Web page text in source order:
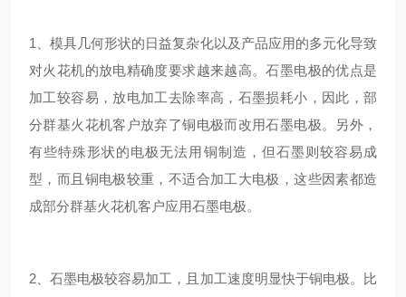
1、模具几何形状的日益复杂化以及产品应用的多元化导致
对火花机的放电精确度要求越来越高。石墨电极的优点是
加工较容易，放电加工去除率高，石墨损耗小，因此，部
分群基火花机客户放弃了铜电极而改用石墨电极。另外，
有些特殊形状的电极无法用铜制造，但石墨则较容易成
型，而且铜电极较重，不适合加工大电极，这些因素都造
成部分群基火花机客户应用石墨电极。
2、石墨电极较容易加工，且加工速度明显快于铜电极。比